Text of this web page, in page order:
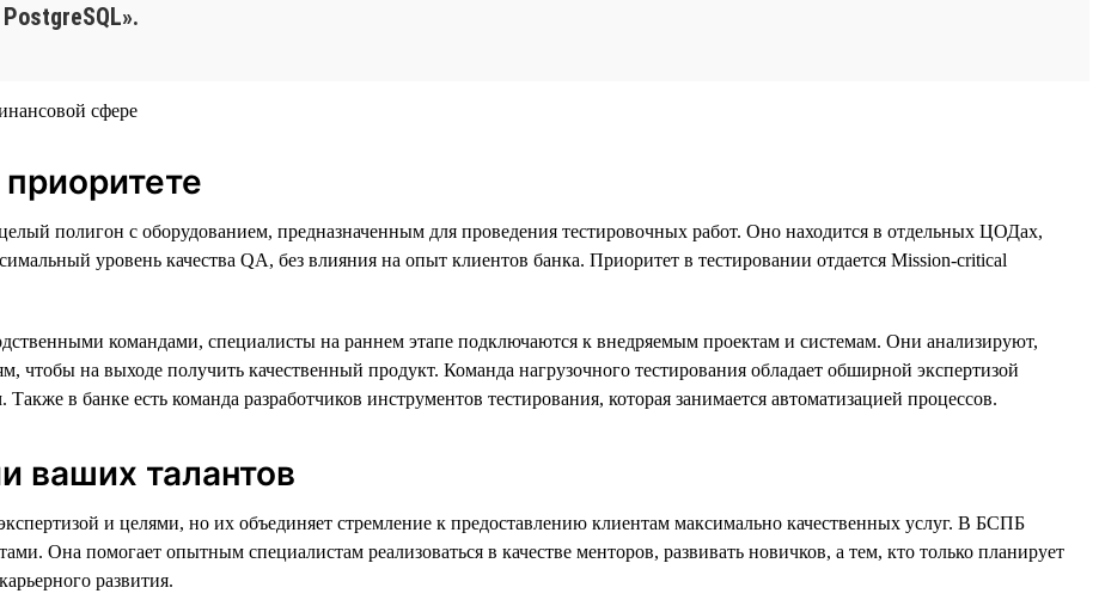
полигон с оборудованием, предназначенным для проведения тестировочных работ. Оно находится в отдельных ЦОДах,
уровень качества QA, без влияния на опыт клиентов банка. Приоритет в тестировании отдается Mission-critical
командами, специалисты на раннем этапе подключаются к внедряемым проектам и системам. Они анализируют,
чтобы на выходе получить качественный продукт. Команда нагрузочного тестирования обладает обширной экспертизой
в банке есть команда разработчиков инструментов тестирования, которая занимается автоматизацией процессов.
ваших талантов
и целями, но их объединяет стремление к предоставлению клиентам максимально качественных услуг. В БСПБ
Она помогает опытным специалистам реализоваться в качестве менторов, развивать новичков, а тем, кто только планирует
развития.